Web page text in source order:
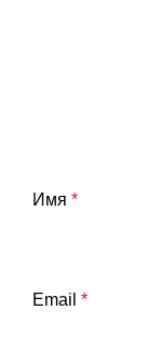
Имя *
Email *